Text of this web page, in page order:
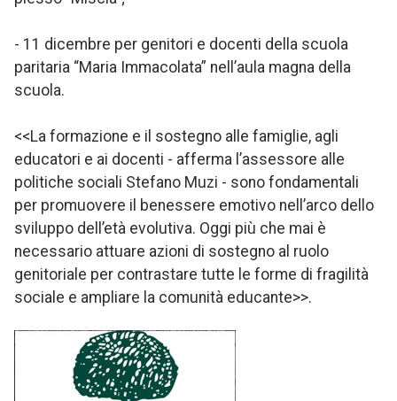
- 11 dicembre per genitori e docenti della scuola
paritaria “Maria Immacolata” nell’aula magna della
scuola.
<<La formazione e il sostegno alle famiglie, agli
educatori e ai docenti - afferma l’assessore alle
politiche sociali Stefano Muzi - sono fondamentali
per promuovere il benessere emotivo nell’arco dello
sviluppo dell’età evolutiva. Oggi più che mai è
necessario attuare azioni di sostegno al ruolo
genitoriale per contrastare tutte le forme di fragilità
sociale e ampliare la comunità educante>>.